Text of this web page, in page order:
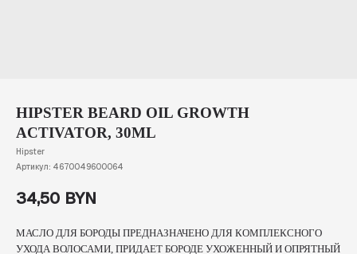
HIPSTER BEARD OIL GROWTH
ACTIVATOR, 30ML
Hipster
Артикул: 4670049600064
34,50 BYN
МАСЛО ДЛЯ БОРОДЫ ПРЕДНАЗНАЧЕНО ДЛЯ КОМПЛЕКСНОГО
УХОДА ВОЛОСАМИ, ПРИДАЕТ БОРОДЕ УХОЖЕННЫЙ И ОПРЯТНЫЙ